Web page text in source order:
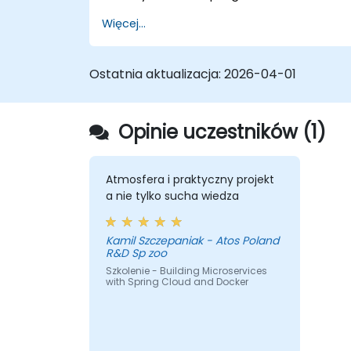
odkrywania usług, zarządzania
konfiguracją i bramy API.
efektywnie skalować mikrousługi.
Więcej...
Ostatnia aktualizacja: 2026-04-01
Opinie uczestników (1)
Atmosfera i praktyczny projekt
a nie tylko sucha wiedza
Kamil Szczepaniak - Atos Poland
R&D Sp zoo
Szkolenie - Building Microservices
with Spring Cloud and Docker